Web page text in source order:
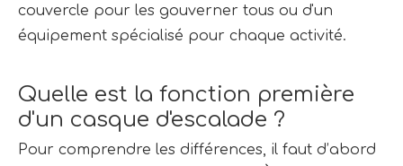
couvercle pour les gouverner tous ou d'un
équipement spécialisé pour chaque activité.
Quelle est la fonction première
d'un casque d'escalade ?
Pour comprendre les différences, il faut d’abord